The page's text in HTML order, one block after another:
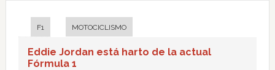
F1 MOTOCICLISMO
Eddie Jordan está harto de la actual
Fórmula 1